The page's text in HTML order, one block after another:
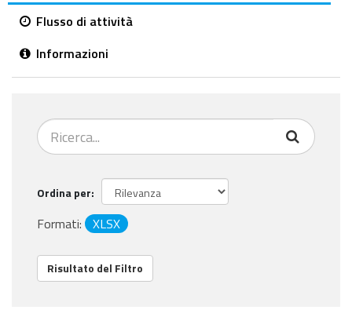
Flusso di attività
Informazioni
Ordina per
Formati: XLSX
Risultato del Filtro